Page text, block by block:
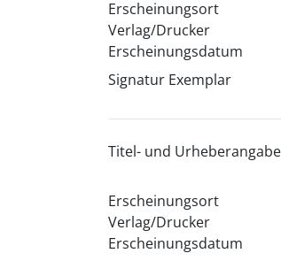
Erscheinungsort
Verlag/Drucker
Erscheinungsdatum
Signatur Exemplar
Titel- und
Erscheinungsort
Verlag/Drucker
Erscheinungsdatum